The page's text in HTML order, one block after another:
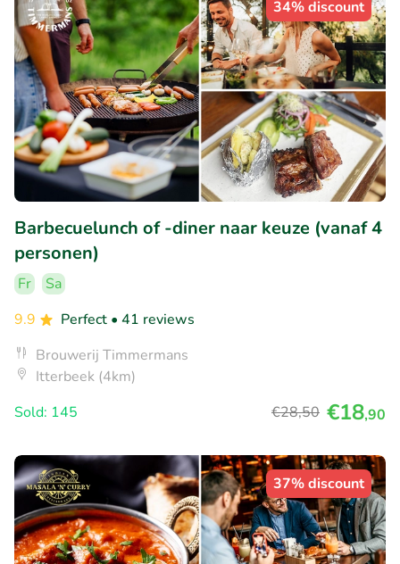
34% discount
Barbecuelunch of -diner naar keuze (vanaf 4
personen)
Fr
Sa
9.9
Perfect • 41 reviews
Brouwerij Timmermans
Itterbeek (4km)
Sold: 145
€28,50 €18,90
37% discount